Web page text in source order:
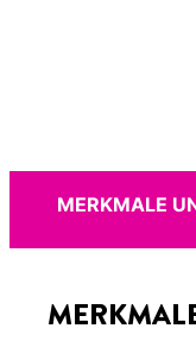
MERKMALE